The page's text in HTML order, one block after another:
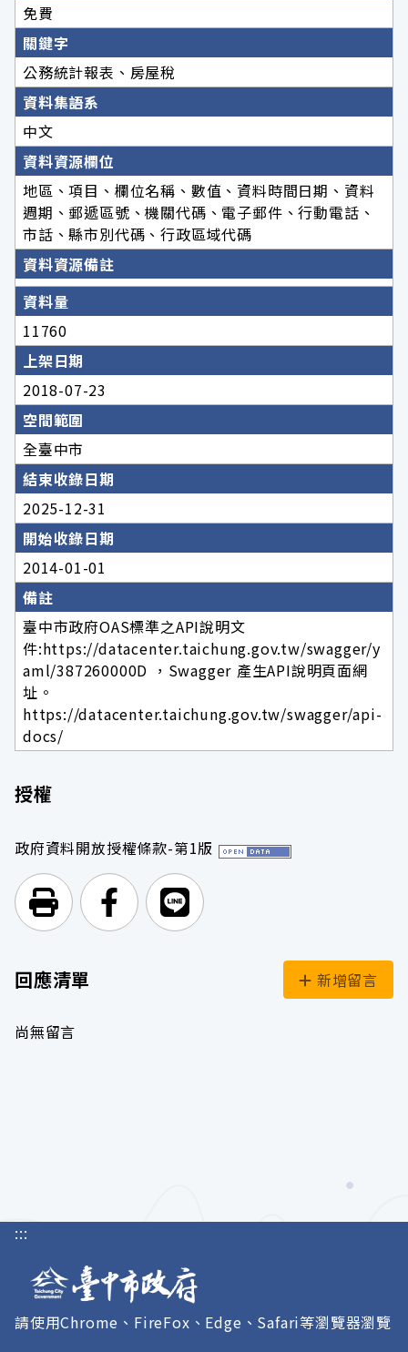
免費
關鍵字
公務統計報表、房屋稅
資料集語系
中文
資料資源欄位
地區、項目、欄位名稱、數值、資料時間日期、資料
週期、郵遞區號、機關代碼、電子郵件、行動電話、
市話、縣市別代碼、行政區域代碼
資料資源備註
資料量
11760
上架日期
2018-07-23
空間範圍
全臺中市
結束收錄日期
2025-12-31
開始收錄日期
2014-01-01
備註
臺中市政府OAS標準之API說明文
件:https://datacenter.taichung.gov.tw/swagger/y
aml/387260000D ，Swagger 產生API說明頁面網
址。
https://datacenter.taichung.gov.tw/swagger/api-
docs/
授權
政府資料開放授權條款-第1版
列印頁面前往Facebook
前往Line
回應清單 新增留言
尚無留言
:::
請使用Chrome、FireFox、Edge、Safari等瀏覽器瀏覽